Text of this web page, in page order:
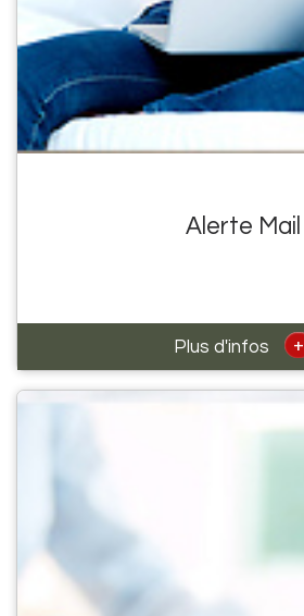
Alerte Mail
Plus d'infos +